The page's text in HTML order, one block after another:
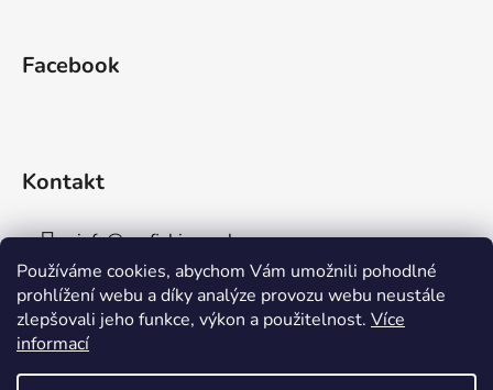
Používáme cookies, abychom Vám umožnili pohodlné
prohlížení webu a díky analýze provozu webu neustále
zlepšovali jeho funkce, výkon a použitelnost. Více
informací
Facebook
Kontakt
info@aaafishingpraha.cz
778 011 878